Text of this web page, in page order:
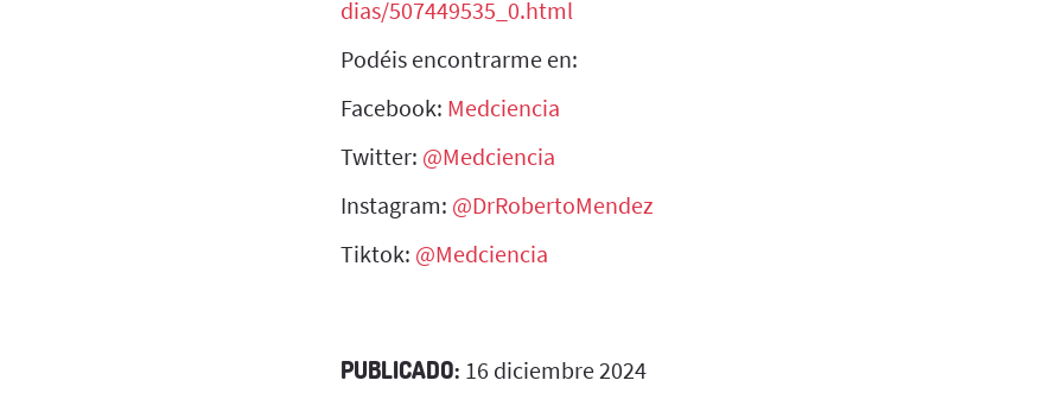
dias/507449535_0.html
Podéis encontrarme en:
Facebook: Medciencia
Twitter: @Medciencia
Instagram: @DrRobertoMendez
Tiktok: @Medciencia
PUBLICADO: 16 diciembre 2024